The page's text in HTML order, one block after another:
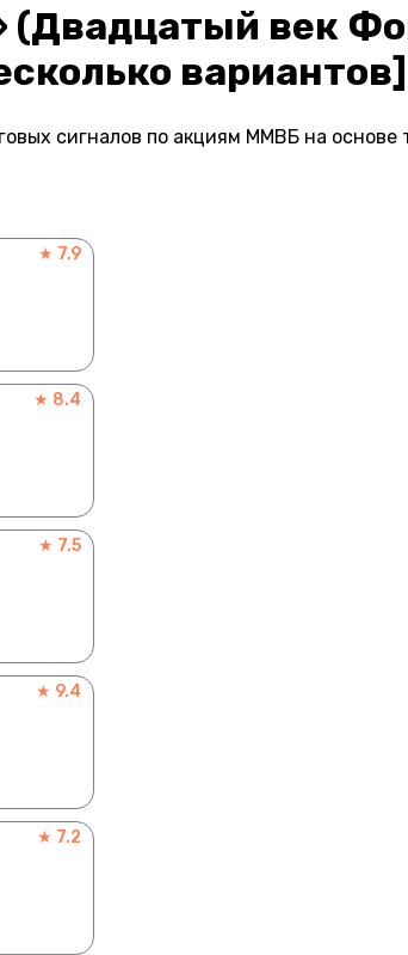
век
вариантов]
сигналов по акциям ММВБ на
★ 7.9
★ 8.4
★ 7.5
★ 9.4
★ 7.2